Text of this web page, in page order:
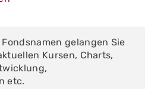
gelangen Sie
Kursen, Charts,
etc.